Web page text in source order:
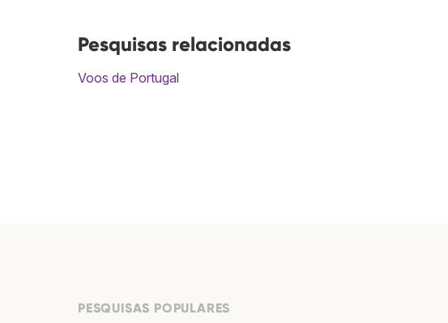
Pesquisas relacionadas
Voos de Portugal
PESQUISAS POPULARES